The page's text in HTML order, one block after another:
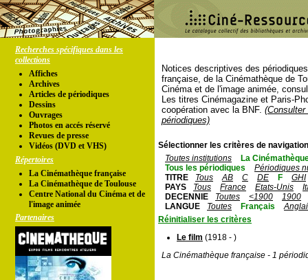
Recherches spécifiques dans les
collections
Affiches
Archives
Articles de périodiques
Dessins
Ouvrages
Photos en accés réservé
Revues de presse
Vidéos (DVD et VHS)
Répertoires
La Cinémathèque française
La Cinémathèque de Toulouse
Centre National du Cinéma et de
l'image animée
Partenaires
Notices descriptives des
française, de la Cinémathèque de
Cinéma et de l'image animée,
Les titres Cinémagazine et Paris-
coopération avec la BNF.
périodiques)
Sélectionner les critères de
Toutes institutions
La
Tous les périodiques
Périodiques
TITRE
Tous AB C DE F
GHI
PAYS
Tous France Etats-Unis
DECENNIE
Toutes <1900
1900
LANGUE
Toutes Français
Réinitialiser les critères
Le film (1918 - )
La Cinémathèque française - 1